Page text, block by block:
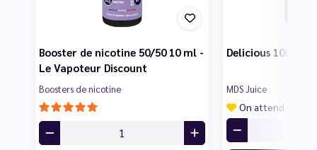
Booster de nicotine 50/50 10 ml -
Le Vapoteur Discount
Boosters de nicotine
Delicious 100 ml -
MDS Juice
On attend vos